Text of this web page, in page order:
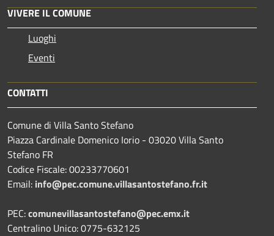
VIVERE IL COMUNE
Luoghi
Eventi
CONTATTI
Comune di Villa Santo Stefano
Piazza Cardinale Domenico Iorio - 03020 Villa Santo
Stefano FR
Codice Fiscale: 00233770601
Email: info@pec.comune.villasantostefano.fr.it
PEC:comunevillasantostefano@pec.emx.it
Centralino Unico: 0775-632125